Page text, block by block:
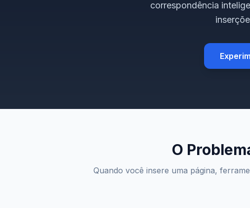
correspondência
O
Quando você insere uma página,